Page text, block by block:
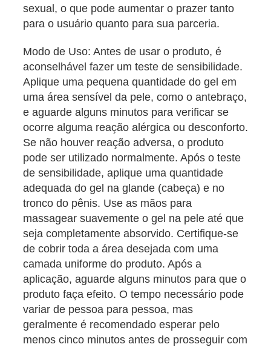
sexual, o que pode aumentar o prazer tanto
para o usuário quanto para sua parceria.
Modo de Uso: Antes de usar o produto, é
aconselhável fazer um teste de sensibilidade.
Aplique uma pequena quantidade do gel em
uma área sensível da pele, como o antebraço,
e aguarde alguns minutos para verificar se
ocorre alguma reação alérgica ou desconforto.
Se não houver reação adversa, o produto
pode ser utilizado normalmente. Após o teste
de sensibilidade, aplique uma quantidade
adequada do gel na glande (cabeça) e no
tronco do pênis. Use as mãos para
massagear suavemente o gel na pele até que
seja completamente absorvido. Certifique-se
de cobrir toda a área desejada com uma
camada uniforme do produto. Após a
aplicação, aguarde alguns minutos para que o
produto faça efeito. O tempo necessário pode
variar de pessoa para pessoa, mas
geralmente é recomendado esperar pelo
menos cinco minutos antes de prosseguir com